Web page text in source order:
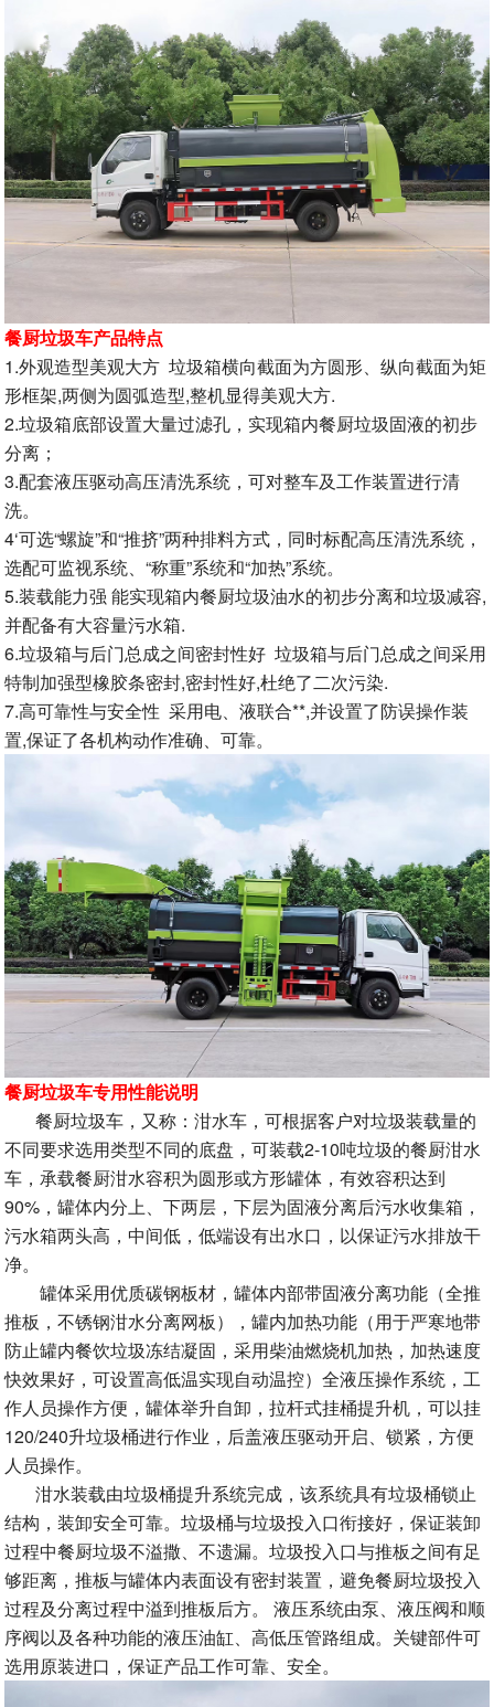
餐厨垃圾车产品特点
1.外观造型美观大方 垃圾箱横向截面为方圆形、纵向截面为矩
形框架,两侧为圆弧造型,整机显得美观大方.
2.垃圾箱底部设置大量过滤孔，实现箱内餐厨垃圾固液的初步
分离；
3.配套液压驱动高压清洗系统，可对整车及工作装置进行清
洗。
4‘可选“螺旋”和“推挤”两种排料方式，同时标配高压清洗系统，
选配可监视系统、“称重”系统和“加热”系统。
5.装载能力强 能实现箱内餐厨垃圾油水的初步分离和垃圾减容,
并配备有大容量污水箱.
6.垃圾箱与后门总成之间密封性好 垃圾箱与后门总成之间采用
特制加强型橡胶条密封,密封性好,杜绝了二次污染.
7.高可靠性与安全性 采用电、液联合**,并设置了防误操作装
置,保证了各机构动作准确、可靠。
餐厨垃圾车专用性能说明
餐厨垃圾车，又称：泔水车，可根据客户对垃圾装载量的
不同要求选用类型不同的底盘，可装载2-10吨垃圾的餐厨泔水
车，承载餐厨泔水容积为圆形或方形罐体，有效容积达到
90%，罐体内分上、下两层，下层为固液分离后污水收集箱，
污水箱两头高，中间低，低端设有出水口，以保证污水排放干
净。
罐体采用优质碳钢板材，罐体内部带固液分离功能（全推
推板，不锈钢泔水分离网板），罐内加热功能（用于严寒地带
防止罐内餐饮垃圾冻结凝固，采用柴油燃烧机加热，加热速度
快效果好，可设置高低温实现自动温控）全液压操作系统，工
作人员操作方便，罐体举升自卸，拉杆式挂桶提升机，可以挂
120/240升垃圾桶进行作业，后盖液压驱动开启、锁紧，方便
人员操作。
泔水装载由垃圾桶提升系统完成，该系统具有垃圾桶锁止
结构，装卸安全可靠。垃圾桶与垃圾投入口衔接好，保证装卸
过程中餐厨垃圾不溢撒、不遗漏。垃圾投入口与推板之间有足
够距离，推板与罐体内表面设有密封装置，避免餐厨垃圾投入
过程及分离过程中溢到推板后方。 液压系统由泵、液压阀和顺
序阀以及各种功能的液压油缸、高低压管路组成。关键部件可
选用原装进口，保证产品工作可靠、安全。